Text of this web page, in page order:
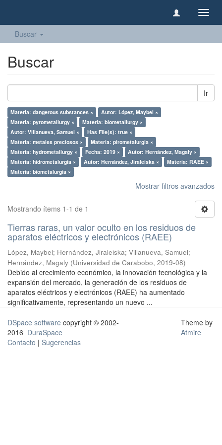
Buscar
Buscar
Ir
Materia: dangerous substances ×
Autor: López, Maybel ×
Materia: pyrometallurgy ×
Materia: biometallurgy ×
Autor: Villanueva, Samuel ×
Has File(s): true ×
Materia: metales preciosos ×
Materia: pirometalurgia ×
Materia: hydrometallurgy ×
Fecha: 2019 ×
Autor: Hernández, Magaly ×
Materia: hidrometalurgia ×
Autor: Hernández, Jiraleiska ×
Materia: RAEE ×
Materia: biometalurgia ×
Mostrar filtros avanzados
Mostrando ítems 1-1 de 1
Tierras raras, un valor oculto en los residuos de
aparatos eléctricos y electrónicos (RAEE)
López, Maybel; Hernández, Jiraleiska; Villanueva, Samuel;
Hernández, Magaly (Universidad de Carabobo, 2019-08)
Debido al crecimiento económico, la innovación tecnológica y la
expansión del mercado, la generación de los residuos de
aparatos eléctricos y electrónicos (RAEE) ha aumentado
significativamente, representando un nuevo ...
DSpace software copyright © 2002-
2016 DuraSpace
Contacto | Sugerencias
Theme by
Atmire